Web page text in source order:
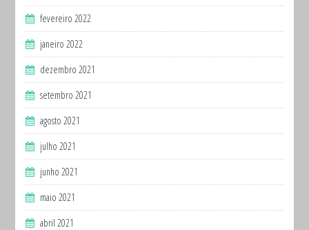
fevereiro 2022
janeiro 2022
dezembro 2021
setembro 2021
agosto 2021
julho 2021
junho 2021
maio 2021
abril 2021